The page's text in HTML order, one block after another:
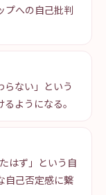
プへの自己批判
らない」という
ようになる。
はず」という自
自己否定感に繋